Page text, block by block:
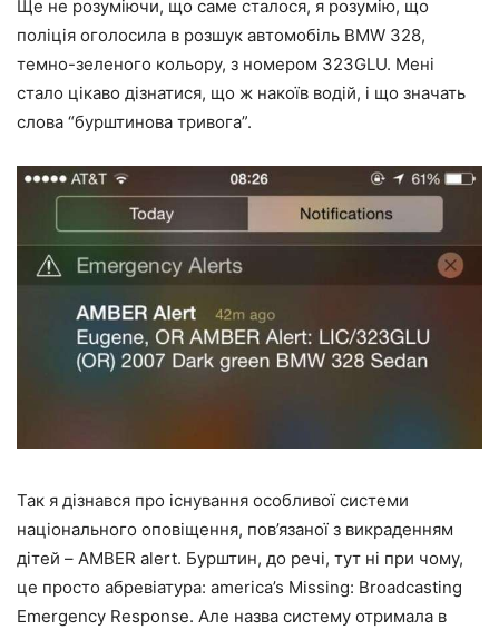
Ще не розуміючи, що саме сталося, я розумію, що
поліція оголосила в розшук автомобіль BMW 328,
темно-зеленого кольору, з номером 323GLU. Мені
стало цікаво дізнатися, що ж накоїв водій, і що значать
слова “бурштинова тривога”.
Так я дізнався про існування особливої системи
національного оповіщення, пов’язаної з викраденням
дітей – AMBER alert. Бурштин, до речі, тут ні при чому,
це просто абревіатура: america’s Missing: Broadcasting
Emergency Response. Але назва систему отримала в